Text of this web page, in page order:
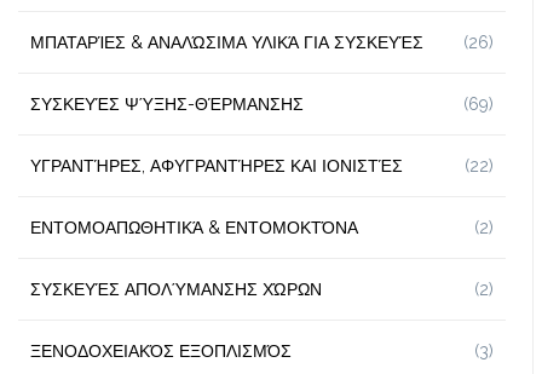
ΜΠΑΤΑΡΊΕΣ & ΑΝΑΛΏΣΙΜΑ ΥΛΙΚΆ ΓΙΑ ΣΥΣΚΕΥΈΣ (26)
ΣΥΣΚΕΥΈΣ ΨΎΞΗΣ-ΘΈΡΜΑΝΣΗΣ (69)
ΥΓΡΑΝΤΉΡΕΣ, ΑΦΥΓΡΑΝΤΉΡΕΣ ΚΑΙ ΙΟΝΙΣΤΈΣ (22)
ΕΝΤΟΜΟΑΠΩΘΗΤΙΚΆ & ΕΝΤΟΜΟΚΤΌΝΑ (2)
ΣΥΣΚΕΥΈΣ ΑΠΟΛΎΜΑΝΣΗΣ ΧΏΡΩΝ (2)
ΞΕΝΟΔΟΧΕΙΑΚΌΣ ΕΞΟΠΛΙΣΜΌΣ (3)